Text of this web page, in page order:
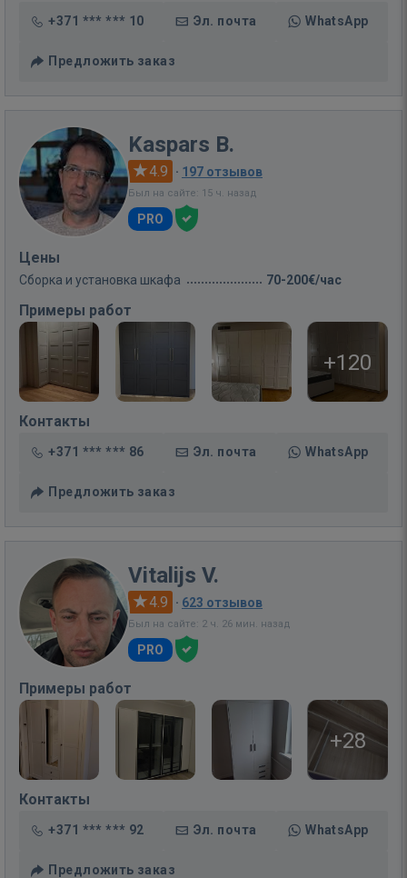
+371 *** *** 10 Эл. почта WhatsApp
Предложить заказ
Kaspars B.
4.9 · 197 отзывов
Был на сайте: 15 ч. назад
PRO
Цены
Сборка и установка шкафа 70-200€/час
Примеры работ
+120
Контакты
+371 *** *** 86 Эл. почта WhatsApp
Предложить заказ
Vitalijs V.
4.9 · 623 отзывов
Был на сайте: 2 ч. 26 мин. назад
PRO
Примеры работ
+28
Контакты
+371 *** *** 92 Эл. почта WhatsApp
Предложить заказ